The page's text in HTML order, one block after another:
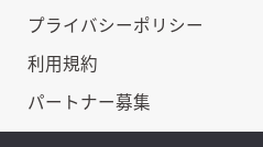
プライバシーポリシー
利用規約
パートナー募集
情報セキュリティ基本方針